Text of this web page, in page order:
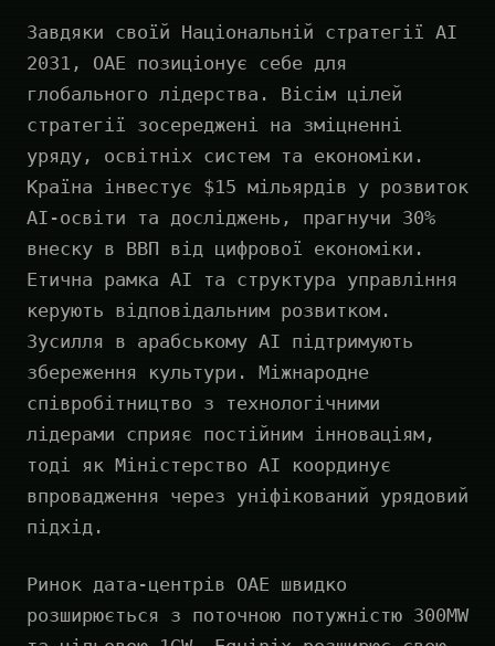
Завдяки своїй Національній стратегії AI
2031, ОАЕ позиціонує себе для
глобального лідерства. Вісім цілей
стратегії зосереджені на зміцненні
уряду, освітніх систем та економіки.
Країна інвестує $15 мільярдів у розвиток
AI-освіти та досліджень, прагнучи 30%
внеску в ВВП від цифрової економіки.
Етична рамка AI та структура управління
керують відповідальним розвитком.
Зусилля в арабському AI підтримують
збереження культури. Міжнародне
співробітництво з технологічними
лідерами сприяє постійним інноваціям,
тоді як Міністерство AI координує
впровадження через уніфікований урядовий
підхід.
Ринок дата-центрів ОАЕ швидко
розширюється з поточною потужністю 300MW